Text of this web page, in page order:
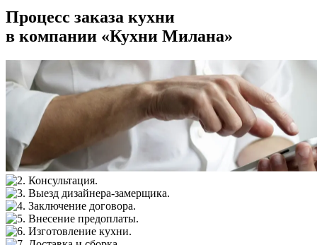
Процесс заказа кухни
в компании «Кухни Милана»